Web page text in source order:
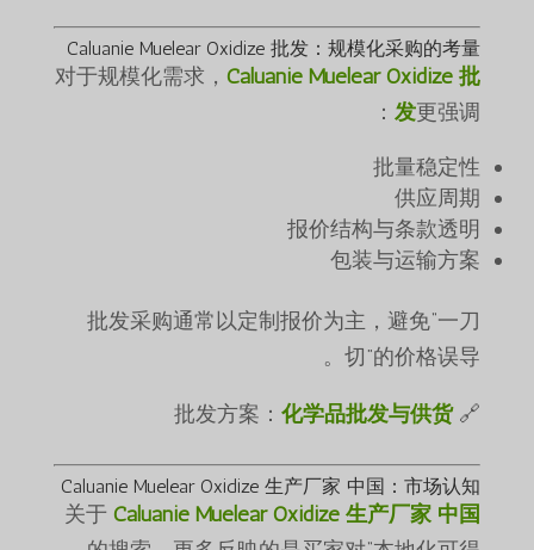
Caluanie Muelear Oxidize 批发：规模化采购的考量
对于规模化需求，Caluanie Muelear Oxidize 批
发更强调：
批量稳定性
供应周期
报价结构与条款透明
包装与运输方案
批发采购通常以定制报价为主，避免“一刀
切”的价格误导。
🔗 批发方案：
化学品批发与供货
Caluanie Muelear Oxidize 生产厂家 中国：市场认知
关于Caluanie Muelear Oxidize 生产厂家 中国